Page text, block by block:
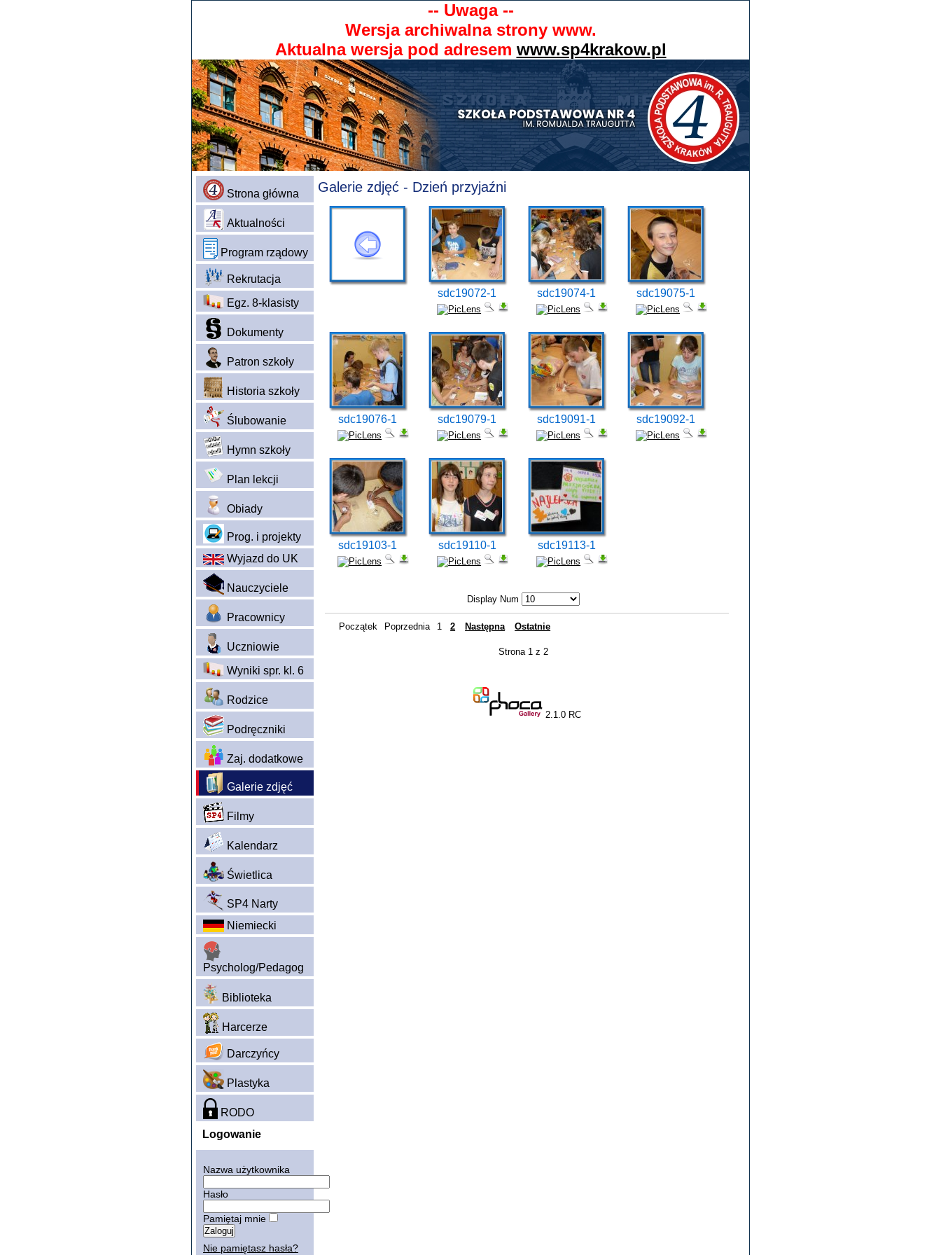
-- Uwaga --
Wersja archiwalna strony www.
Aktualna wersja pod adresem www.sp4krakow.pl
Strona główna
Aktualności
Program rządowy
Rekrutacja
Egz. 8-klasisty
Dokumenty
Patron szkoły
Historia szkoły
Ślubowanie
Hymn szkoły
Plan lekcji
Obiady
Prog. i projekty
Wyjazd do UK
Nauczyciele
Pracownicy
Uczniowie
Wyniki spr. kl. 6
Rodzice
Podręczniki
Zaj. dodatkowe
Galerie zdjęć
Filmy
Kalendarz
Świetlica
SP4 Narty
Niemiecki
Psycholog/Pedagog
Biblioteka
Harcerze
Darczyńcy
Plastyka
RODO
Logowanie
Nazwa użytkownika
Hasło
Pamiętaj mnie
Nie pamiętasz hasła?
Galerie zdjęć - Dzień przyjaźni
sdc19072-1 sdc19074-1 sdc19075-1
sdc19076-1 sdc19079-1 sdc19091-1 sdc19092-1
sdc19103-1 sdc19110-1 sdc19113-1
Display Num
Początek Poprzednia 1 2 Następna Ostatnie
Strona 1 z 2
2.1.0 RC